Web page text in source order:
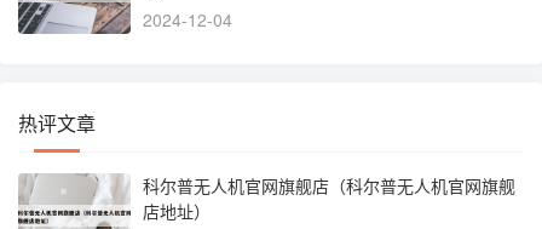
2024-12-04
热评文章
科尔普无人机官网旗舰店（科尔普无人机官网旗舰
店地址）